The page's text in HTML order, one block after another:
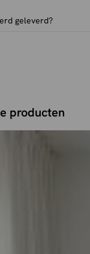
geleverd?
producten